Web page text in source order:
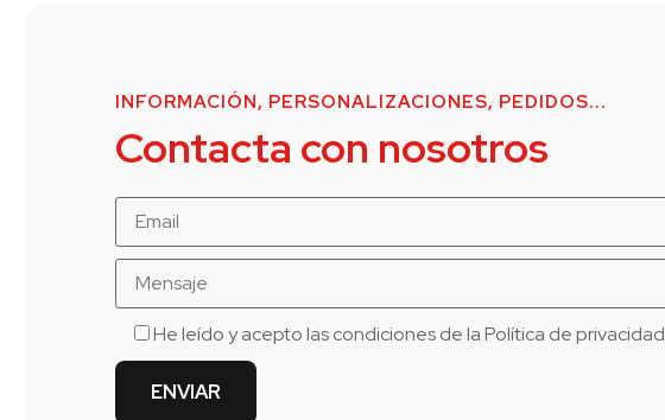
INFORMACIÓN, PERSONALIZACIONES, PEDIDOS...
Contacta con nosotros
He leído y acepto las condiciones de laPolítica de privacidad